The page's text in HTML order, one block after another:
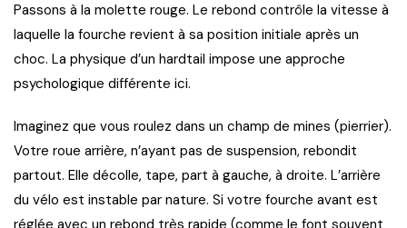
Passons à la molette rouge. Le rebond contrôle la vitesse à
laquelle la fourche revient à sa position initiale après un
choc. La physique d’un hardtail impose une approche
psychologique différente ici.
Imaginez que vous roulez dans un champ de mines (pierrier).
Votre roue arrière, n’ayant pas de suspension, rebondit
partout. Elle décolle, tape, part à gauche, à droite. L’arrière
du vélo est instable par nature. Si votre fourche avant est